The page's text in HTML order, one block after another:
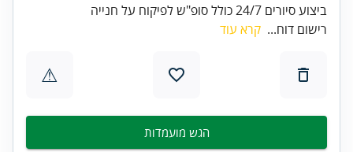
ביצוע סיורים 24/7 כולל סופ"ש לפיקוח על חנייה
רישום דוח... קרא עוד
⚠
הגש מועמדות